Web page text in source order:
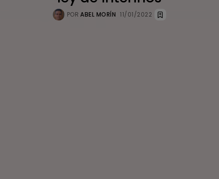
POR ABEL MORÍN 11/01/2022